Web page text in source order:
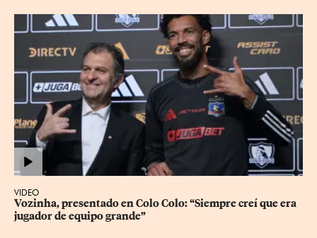
VIDEO
Vozinha, presentado en Colo Colo: “Siempre creí que era
jugador de equipo grande”